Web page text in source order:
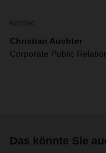
Kontakt
Christian Auchter
Corporate Public
Das könnte Sie